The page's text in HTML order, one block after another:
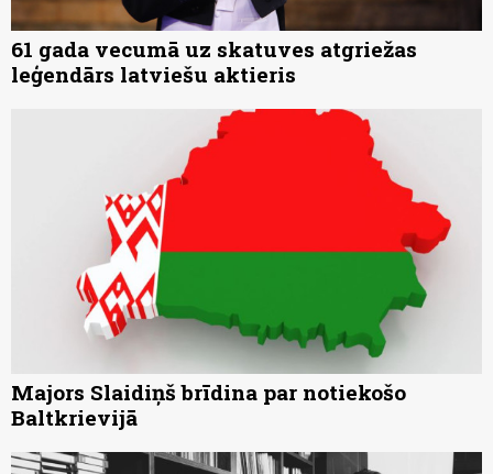
61 gada vecumā uz skatuves atgriežas
leģendārs latviešu aktieris
Majors Slaidiņš brīdina par notiekošo
Baltkrievijā